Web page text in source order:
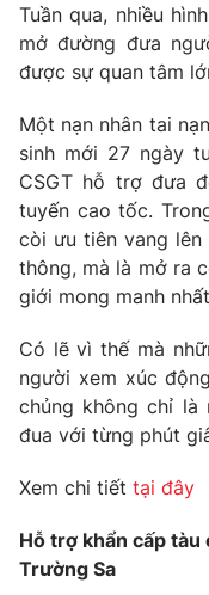
Tổng Biên tập: Vũ
Phó Tổng Biên tập:
Nguyễn Trọng Ninh
Tổng đài VTV:024.38
Ðiện thoại Thời báo
Email: toasoan@vtv.vn
Liên hệ quảng cáo:
® Cấm sao chép dưới
thuận bằng văn bản.
Tuần qua, nhiều
mở đường đưa
được sự quan tâm
Một nạn nhân tai
sinh mới 27 ngày
CSGT hỗ trợ đưa
tuyến cao tốc.
còi ưu tiên vang
thông, mà là mở ra
giới mong manh
Có lẽ vì thế mà
người xem xúc
chủng không chỉ là
đua với từng phút
Xem chi tiết tại đây
Hỗ trợ khẩn cấp tàu
Trường Sa